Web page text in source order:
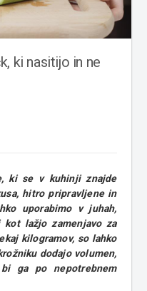
ki nasitijo in ne
ki se v kuhinji znajde
hitro pripravljene in
uporabimo v juhah,
kot lažjo zamenjavo za
kilogramov, so lahko
dodajo volumen,
ga po nepotrebnem